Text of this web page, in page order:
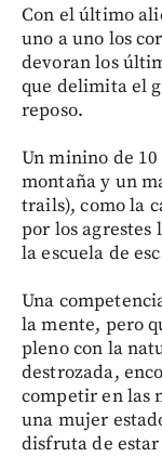
Con el último
uno a uno los
devoran los
que delimita el
reposo.
Un minino de
montaña y un
trails), como la
por los agrestes
la escuela de
Una
la mente, pero
pleno con la
destrozada,
competir en las
una mujer
disfruta de estar